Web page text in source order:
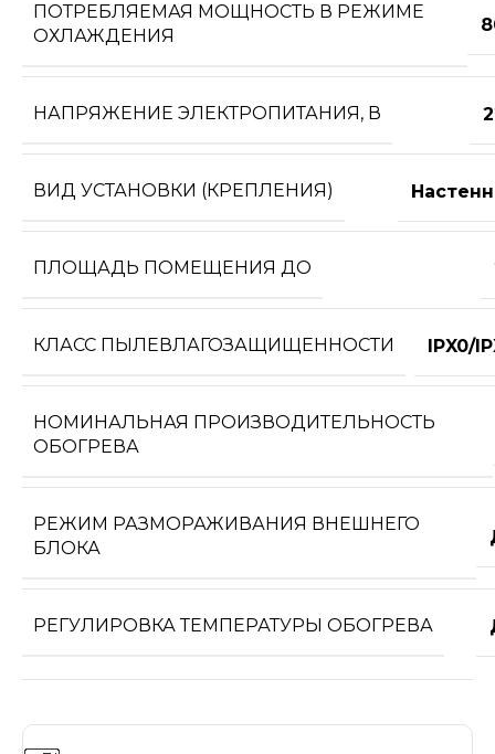
ПОТРЕБЛЯЕМАЯ МОЩНОСТЬ В РЕЖИМЕ
ОХЛАЖДЕНИЯ
НАПРЯЖЕНИЕ ЭЛЕКТРОПИТАНИЯ, В
ВИД УСТАНОВКИ (КРЕПЛЕНИЯ)
ПЛОЩАДЬ ПОМЕЩЕНИЯ ДО
КЛАСС ПЫЛЕВЛАГОЗАЩИЩЕННОСТИ IPX0/
НОМИНАЛЬНАЯ ПРОИЗВОДИТЕЛЬНОСТЬ
ОБОГРЕВА
РЕЖИМ РАЗМОРАЖИВАНИЯ ВНЕШНЕГО
БЛОКА
РЕГУЛИРОВКА ТЕМПЕРАТУРЫ ОБОГРЕВА